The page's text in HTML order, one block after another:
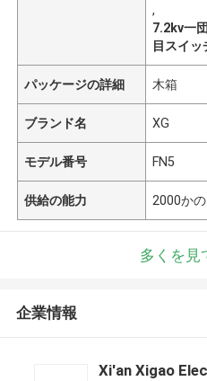
,
7.2kv一
目スイッ
パッケージの詳細 木箱
ブランド名 XG
モデル番号 FN5
供給の能力 2000か
多くを見
企業情報
Xi'an Xigao